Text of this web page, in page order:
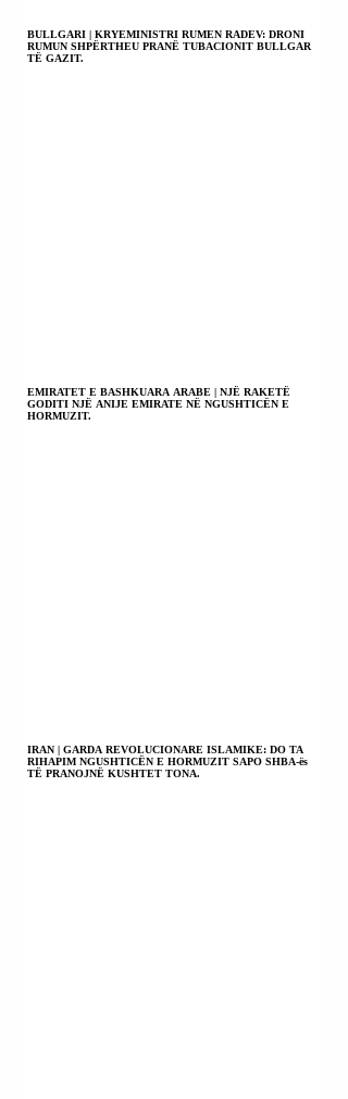
BULLGARI | KRYEMINISTRI RUMEN RADEV: DRONI
RUMUN SHPËRTHEU PRANË TUBACIONIT BULLGAR
TË GAZIT.
EMIRATET E BASHKUARA ARABE | NJË RAKETË
GODITI NJË ANIJE EMIRATE NË NGUSHTICËN E
HORMUZIT.
IRAN | GARDA REVOLUCIONARE ISLAMIKE: DO TA
RIHAPIM NGUSHTICËN E HORMUZIT SAPO SHBA-ës
TË PRANOJNË KUSHTET TONA.